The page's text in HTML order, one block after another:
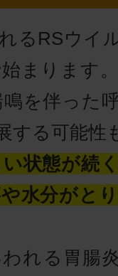
るRSウイ
まります
を伴った
する可能性
状態が続
水分がと
れる胃腸